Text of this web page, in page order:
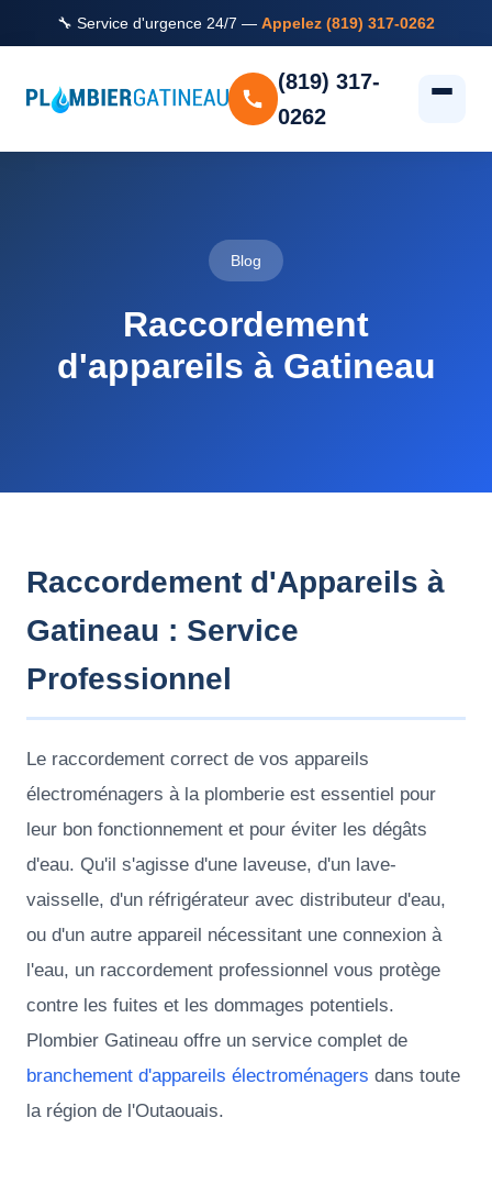
🔧 Service d'urgence 24/7 — Appelez (819) 317-0262
(819) 317-
0262
Blog
Raccordement
d'appareils à Gatineau
Raccordement d'Appareils à
Gatineau : Service
Professionnel
Le raccordement correct de vos appareils
électroménagers à la plomberie est essentiel pour
leur bon fonctionnement et pour éviter les dégâts
d'eau. Qu'il s'agisse d'une laveuse, d'un lave-
vaisselle, d'un réfrigérateur avec distributeur d'eau,
ou d'un autre appareil nécessitant une connexion à
l'eau, un raccordement professionnel vous protège
contre les fuites et les dommages potentiels.
Plombier Gatineau offre un service complet de
branchement d'appareils électroménagers dans toute
la région de l'Outaouais.